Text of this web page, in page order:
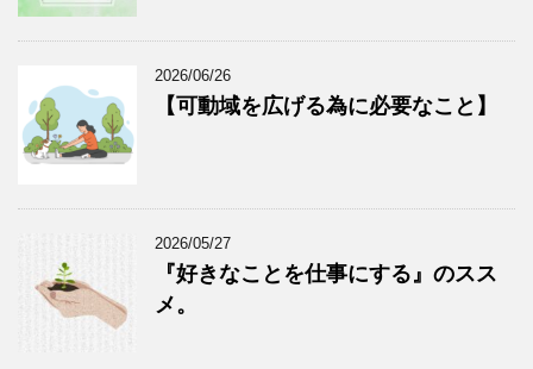
2026/06/26
【可動域を広げる為に必要なこと】
2026/05/27
『好きなことを仕事にする』のスス
メ。